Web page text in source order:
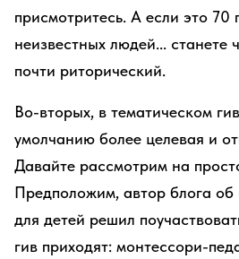
присмотритесь. А если это 70
неизвестных людей... станете
почти риторический.
Во-вторых, в тематическом
умолчанию более целевая и
Давайте рассмотрим на
Предположим, автор блога об
для детей решил
гив приходят: монтессори-